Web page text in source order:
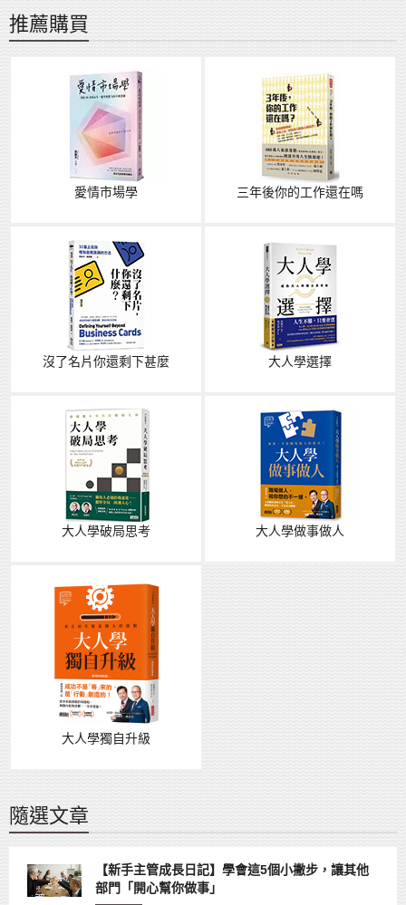
推薦購買
愛情市場學 三年後你的工作還在嗎
沒了名片你還剩下甚麼 大人學選擇
大人學破局思考 大人學做事做人
大人學獨自升級
隨選文章
【新手主管成長日記】學會這5個小撇步，讓其他
部門「開心幫你做事」